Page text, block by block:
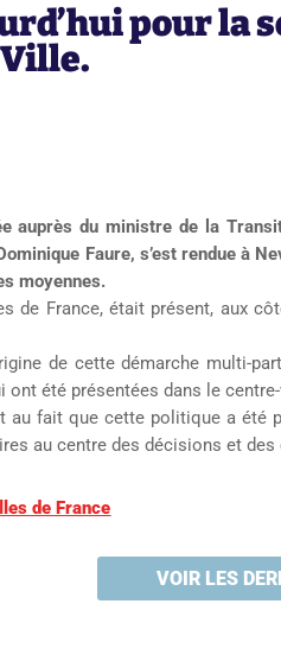
pour la
auprès du ministre de la
Faure, s’est rendue à
moyennes.
de France, était présent, aux
de cette démarche multi-
été présentées dans le
au fait que cette politique a été
au centre des décisions et
de France
VOIR LES